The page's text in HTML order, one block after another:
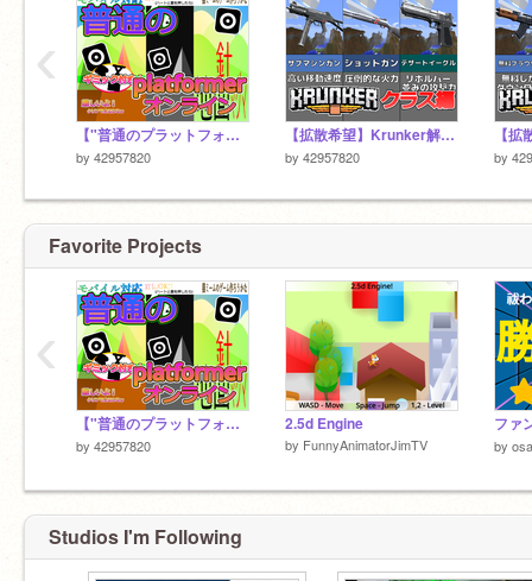
【"普通のプラットフォーマー"】 オンライン
by 42957820
【拡散希望】Krunker解説#2クラス編
by 42957820 by
‹
Favorite Projects
【"普通のプラットフォーマー"】 オンライン
by 42957820
2.5d Engine
by FunnyAnimatorJimTV by
‹
Studios I'm Following